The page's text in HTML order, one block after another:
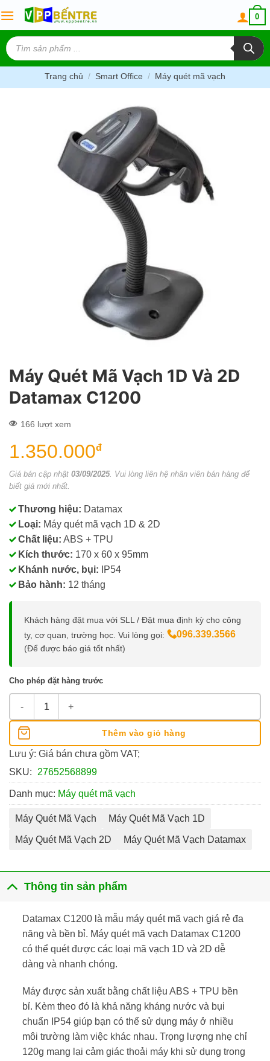
to
content
0
Tìm
kiếm
sản
phẩm
Trang chủ / Smart Office / Máy quét mã vạch
Máy Quét Mã Vạch 1D Và 2D
Datamax C1200
166 lượt xem
1.350.000đ
Giá bán cập nhật 03/09/2025. Vui lòng liên hệ nhân viên bán hàng để
biết giá mới nhất.
Thương hiệu: Datamax
Loại: Máy quét mã vạch 1D & 2D
Chất liệu: ABS + TPU
Kích thước: 170 x 60 x 95mm
Khánh nước, bụi: IP54
Bảo hành: 12 tháng
Khách hàng đặt mua với SLL / Đặt mua định kỳ cho công
ty, cơ quan, trường học. Vui lòng gọi:
096.339.3566
(Để được báo giá tốt nhất)
Cho phép đặt hàng trước
Máy Quét Mã Vạch 1D Và 2D Datamax C1200 số lượng
Thêm vào giỏ hàng
Lưu ý: Giá bán chưa gồm VAT;
SKU:
27652568899
Danh mục: Máy quét mã vạch
Máy Quét Mã Vạch Máy Quét Mã Vạch 1D
Máy Quét Mã Vạch 2D Máy Quét Mã Vạch Datamax
Thông tin sản phẩm
Datamax C1200 là mẫu máy quét mã vạch giá rẻ đa
năng và bền bỉ. Máy quét mã vạch Datamax C1200
có thể quét được các loại mã vạch 1D và 2D dễ
dàng và nhanh chóng.
Máy được sản xuất bằng chất liệu ABS + TPU bền
bỉ. Kèm theo đó là khả năng kháng nước và bụi
chuẩn IP54 giúp bạn có thể sử dụng máy ở nhiều
môi trường làm việc khác nhau. Trọng lượng nhẹ chỉ
120g mang lại cảm giác thoải máy khi sử dụng trong